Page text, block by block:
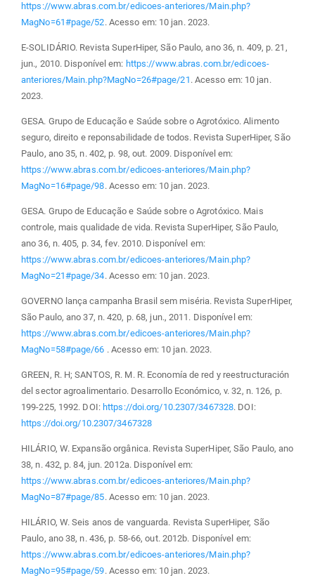
https://www.abras.com.br/edicoes-anteriores/Main.php?
MagNo=61#page/52. Acesso em: 10 jan. 2023.
E-SOLIDÁRIO. Revista SuperHiper, São Paulo, ano 36, n. 409, p. 21,
jun., 2010. Disponível em: https://www.abras.com.br/edicoes-
anteriores/Main.php?MagNo=26#page/21 . Acesso em: 10 jan.
2023.
GESA. Grupo de Educação e Saúde sobre o Agrotóxico. Alimento
seguro, direito e reponsabilidade de todos. Revista SuperHiper, São
Paulo, ano 35, n. 402, p. 98, out. 2009. Disponível em:
https://www.abras.com.br/edicoes-anteriores/Main.php?
MagNo=16#page/98. Acesso em: 10 jan. 2023.
GESA. Grupo de Educação e Saúde sobre o Agrotóxico. Mais
controle, mais qualidade de vida. Revista SuperHiper, São Paulo,
ano 36, n. 405, p. 34, fev. 2010. Disponível em:
https://www.abras.com.br/edicoes-anteriores/Main.php?
MagNo=21#page/34. Acesso em: 10 jan. 2023.
GOVERNO lança campanha Brasil sem miséria. Revista SuperHiper,
São Paulo, ano 37, n. 420, p. 68, jun., 2011. Disponível em:
https://www.abras.com.br/edicoes-anteriores/Main.php?
MagNo=58#page/66 . Acesso em: 10 jan. 2023.
GREEN, R. H; SANTOS, R. M. R. Economía de red y reestructuración
del sector agroalimentario. Desarrollo Económico, v. 32, n. 126, p.
199-225, 1992. DOI: https://doi.org/10.2307/3467328. DOI:
https://doi.org/10.2307/3467328
HILÁRIO, W. Expansão orgânica. Revista SuperHiper, São Paulo, ano
38, n. 432, p. 84, jun. 2012a. Disponível em:
https://www.abras.com.br/edicoes-anteriores/Main.php?
MagNo=87#page/85. Acesso em: 10 jan. 2023.
HILÁRIO, W. Seis anos de vanguarda. Revista SuperHiper, São
Paulo, ano 38, n. 436, p. 58-66, out. 2012b. Disponível em:
https://www.abras.com.br/edicoes-anteriores/Main.php?
MagNo=95#page/59. Acesso em: 10 jan. 2023.